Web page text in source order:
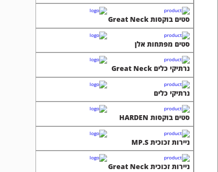
סטים בוקסות Great Neck
סטים מפתחות אלן
נרתיקי כלים Great Neck
נרתיקי כלים
סטים בוקסות HARDEN
ניירות זכוכית MP.S
ניירות זכוכית Great Neck